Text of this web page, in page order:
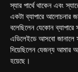
স্যার পার্থে থাকেন এবং
একটা ব্যাপারে আলোচনার
বলেছিলেন যেকোন
এডিলেইডে আসবো জানালে
দিয়েছিলেন যেজন্য আমার
হয়েছে।